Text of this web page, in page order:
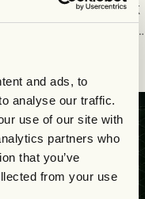
and ads, to
analyse our traffic.
use of our site with
partners who
that you’ve
from your use
mot Halmstads BK
Fredrik Holmberg och
matchen: